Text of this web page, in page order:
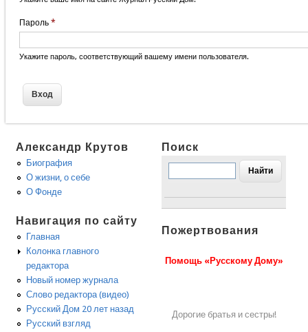
Пароль *
Укажите пароль, соответствующий вашему имени пользователя.
Александр Крутов
Биография
О жизни, о себе
О Фонде
Навигация по сайту
Главная
Колонка главного
редактора
Новый номер журнала
Слово редактора (видео)
Русский Дом 20 лет назад
Русский взгляд
Поиск
Пожертвования
Помощь «Русскому Дому»
Дорогие братья и сестры!